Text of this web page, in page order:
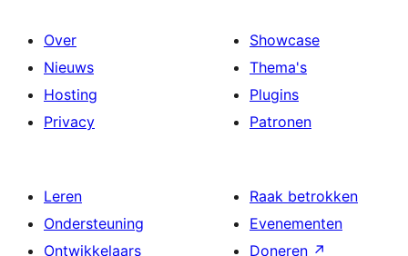
Over
Nieuws
Hosting
Privacy
Showcase
Thema's
Plugins
Patronen
Leren
Ondersteuning
Ontwikkelaars
Raak betrokken
Evenementen
Doneren ↗